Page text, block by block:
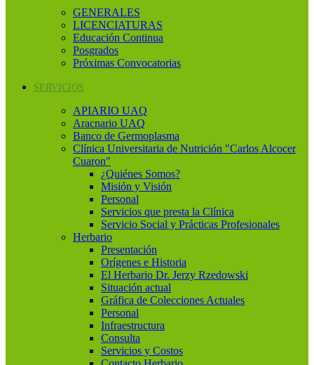
GENERALES
LICENCIATURAS
Educación Continua
Posgrados
Próximas Convocatorias
SERVICIOS
APIARIO UAQ
Aracnario UAQ
Banco de Germoplasma
Clínica Universitaria de Nutrición "Carlos Alcocer
Cuaron"
¿Quiénes Somos?
Misión y Visión
Personal
Servicios que presta la Clínica
Servicio Social y Prácticas Profesionales
Herbario
Presentación
Orígenes e Historia
El Herbario Dr. Jerzy Rzedowski
Situación actual
Gráfica de Colecciones Actuales
Personal
Infraestructura
Consulta
Servicios y Costos